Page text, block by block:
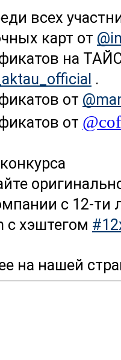
всех
карт от
.
от
от
с 12-
с хэштегом
на нашей